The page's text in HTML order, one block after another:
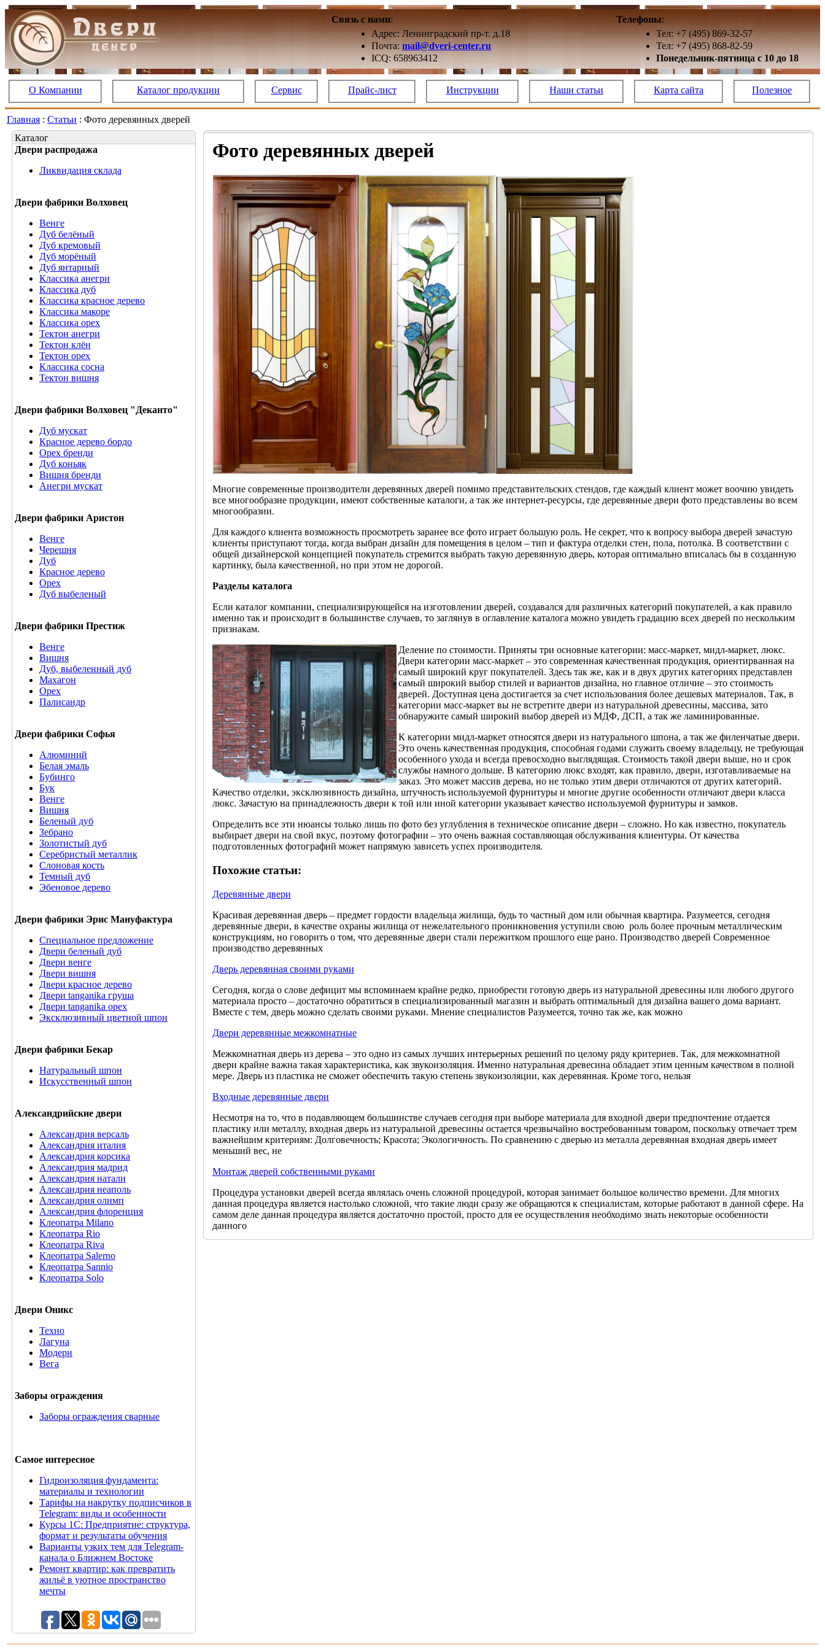
Связь с нами:
Адрес: Ленинградский пр-т. д.18
Почта:mail@dveri-center.ru
ICQ: 658963412
Телефоны:
Тел: +7 (495) 869-32-57
Тел: +7 (495) 868-82-59
Понедельник-пятница с 10 до 18
О Компании Каталог продукции Сервис Прайс-лист Инструкции Наши статьи Карта сайта Полезное
Главная : Статьи : Фото деревянных дверей
Каталог
Двери распродажа
Ликвидация склада
Двери фабрики Волховец
Венге
Дуб белёный
Дуб кремовый
Дуб морёный
Дуб янтарный
Классика анегри
Классика дуб
Классика красное дерево
Классика макоре
Классика орех
Тектон анегри
Тектон клён
Тектон орех
Классика сосна
Тектон вишня
Двери фабрики Волховец "Деканто"
Дуб мускат
Красное дерево бордо
Орех бренди
Дуб коньяк
Вишня бренди
Анегри мускат
Двери фабрики Аристон
Венге
Черешня
Дуб
Красное дерево
Орех
Дуб выбеленый
Двери фабрики Престиж
Венге
Вишня
Дуб, выбеленный дуб
Махагон
Орех
Палисандр
Двери фабрики Софья
Алюминий
Белая эмаль
Бубинго
Бук
Венге
Вишня
Беленый дуб
Зебрано
Золотистый дуб
Серебристый металлик
Слоновая кость
Темный дуб
Эбеновое дерево
Двери фабрики Эрис Мануфактура
Специальное предложение
Двери беленый дуб
Двери венге
Двери вишня
Двери красное дерево
Двери tanganika груша
Двери tanganika oрех
Эксклюзивный цветной шпон
Двери фабрики Бекар
Натуральный шпон
Искусственный шпон
Александрийские двери
Александрия версаль
Александрия италия
Александрия корсика
Александрия мадрид
Александрия натали
Александрия неаполь
Александрия олимп
Александрия флоренция
Клеопатра Milano
Клеопатра Rio
Клеопатра Riva
Клеопатра Salerno
Клеопатра Sannio
Клеопатра Solo
Двери Оникс
Техно
Лагуна
Модерн
Вега
Заборы ограждения
Заборы ограждения сварные
Самое интересное
Гидроизоляция фундамента:
материалы и технологии
Тарифы на накрутку подписчиков в
Telegram: виды и особенности
Курсы 1С: Предприятие: структура,
формат и результаты обучения
Варианты узких тем для Telegram-
канала о Ближнем Востоке
Ремонт квартир: как превратить
жильё в уютное пространство
мечты
Фото деревянных дверей
Многие современные производители деревянных дверей помимо представительских стендов, где каждый клиент может воочию увидеть
все многообразие продукции, имеют собственные каталоги, а так же интернет-ресурсы, где деревянные двери фото представлены во всем
многообразии.
Для каждого клиента возможность просмотреть заранее все фото играет большую роль. Не секрет, что к вопросу выбора дверей зачастую
клиенты приступают тогда, когда выбран дизайн для помещения в целом – тип и фактура отделки стен, пола, потолка. В соответствии с
общей дизайнерской концепцией покупатель стремится выбрать такую деревянную дверь, которая оптимально вписалась бы в созданную
картинку, была качественной, но при этом не дорогой.
Разделы каталога
Если каталог компании, специализирующейся на изготовлении дверей, создавался для различных категорий покупателей, а как правило
именно так и происходит в большинстве случаев, то заглянув в оглавление каталога можно увидеть градацию всех дверей по нескольким
признакам.
Деление по стоимости. Приняты три основные категории: масс-маркет, мидл-маркет, люкс.
Двери категории масс-маркет – это современная качественная продукция, ориентирванная на
самый широкий круг покупателей. Здесь так же, как и в двух других категориях представлен
самый широкий выбор стилей и вариантов дизайна, но главное отличие – это стоимость
дверей. Доступная цена достигается за счет использования более дешевых материалов. Так, в
категории масс-маркет вы не встретите двери из натуральной древесины, массива, зато
обнаружите самый широкий выбор дверей из МДФ, ДСП, а так же ламинированные.
К категории мидл-маркет относятся двери из натурального шпона, а так же филенчатые двери.
Это очень качественная продукция, способная годами служить своему владельцу, не требующая
особенного ухода и всегда превосходно выглядящая. Стоимость такой двери выше, но и срок
службы намного дольше. В категорию люкс входят, как правило, двери, изготавливаемые на
заказ. Это может массив дерева, но не только этим двери отличаются от других категорий.
Качество отделки, эксклюзивность дизайна, штучность используемой фурнитуры и многие другие особенности отличают двери класса
люкс. Зачастую на принадлежность двери к той или иной категории указывает качество используемой фурнитуры и замков.
Определить все эти нюансы только лишь по фото без углубления в техническое описание двери – сложно. Но как известно, покупатель
выбирает двери на свой вкус, поэтому фотографии – это очень важная составляющая обслуживания клиентуры. От качества
подготовленных фотографий может напрямую зависеть успех производителя.
Похожие статьи:
Деревянные двери
Красивая деревянная дверь – предмет гордости владельца жилища, будь то частный дом или обычная квартира. Разумеется, сегодня
деревянные двери, в качестве охраны жилища от нежелательного проникновения уступили свою роль более прочным металлическим
конструкциям, но говорить о том, что деревянные двери стали пережитком прошлого еще рано. Производство дверей Современное
производство деревянных
Дверь деревянная своими руками
Сегодня, когда о слове дефицит мы вспоминаем крайне редко, приобрести готовую дверь из натуральной древесины или любого другого
материала просто – достаточно обратиться в специализированный магазин и выбрать оптимальный для дизайна вашего дома вариант.
Вместе с тем, дверь можно сделать своими руками. Мнение специалистов Разумеется, точно так же, как можно
Двери деревянные межкомнатные
Межкомнатная дверь из дерева – это одно из самых лучших интерьерных решений по целому ряду критериев. Так, для межкомнатной
двери крайне важна такая характеристика, как звукоизоляция. Именно натуральная древесина обладает этим ценным качеством в полной
мере. Дверь из пластика не сможет обеспечить такую степень звукоизоляции, как деревянная. Кроме того, нельзя
Входные деревянные двери
Несмотря на то, что в подавляющем большинстве случаев сегодня при выборе материала для входной двери предпочтение отдается
пластику или металлу, входная дверь из натуральной древесины остается чрезвычайно востребованным товаром, поскольку отвечает трем
важнейшим критериям: Долговечность; Красота; Экологичность. По сравнению с дверью из металла деревянная входная дверь имеет
меньший вес, не
Монтаж дверей собственными руками
Процедура установки дверей всегда являлась очень сложной процедурой, которая занимает большое количество времени. Для многих
данная процедура является настолько сложной, что такие люди сразу же обращаются к специалистам, которые работают в данной сфере. На
самом деле данная процедура является достаточно простой, просто для ее осуществления необходимо знать некоторые особенности
данного